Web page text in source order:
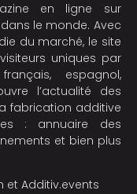
en ligne sur
le monde. Avec
du marché, le site
uniques par
espagnol,
l’actualité des
fabrication additive
: annuaire des
et bien plus
et Additiv.events